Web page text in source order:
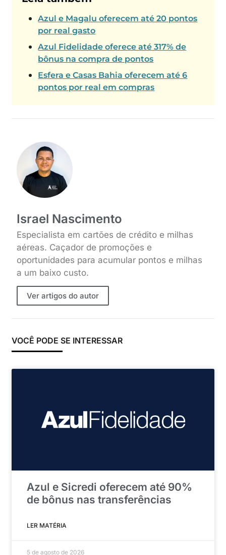
Azul e Magalu oferecem até 20 pontos
por real gasto
Azul Fidelidade oferece até 317% de
bônus na compra de pontos
Esfera e Casas Bahia oferecem até 6
pontos por real em compras
Israel Nascimento
Especialista em cartões de crédito e milhas
aéreas. Caçador de promoções e
oportunidades para acumular pontos e milhas
a um baixo custo.
Ver artigos do autor
VOCÊ PODE SE INTERESSAR
Azul e Sicredi oferecem até 90%
de bônus nas transferências
LER MATÉRIA
5 de agosto de 2026